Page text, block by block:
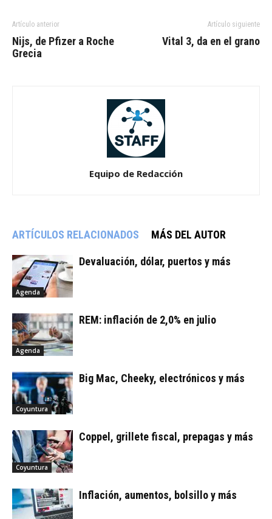
Artículo anterior
Nijs, de Pfizer a Roche
Grecia
Artículo siguiente
Vital 3, da en el grano
Equipo de Redacción
ARTÍCULOS RELACIONADOS MÁS DEL AUTOR
Agenda
Devaluación, dólar, puertos y más
Agenda
REM: inflación de 2,0% en julio
Coyuntura
Big Mac, Cheeky, electrónicos y más
Coyuntura
Coppel, grillete fiscal, prepagas y más
Inflación, aumentos, bolsillo y más